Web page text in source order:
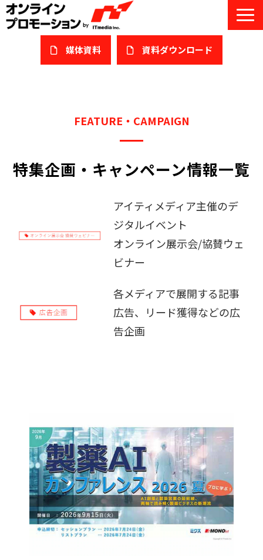
媒体資料 ​資料ダウンロード
サービスガイド/お役立ち資料
課題/ターゲット別で探す
導入事例
セミナー情報/ブログ
FEATURE・CAMPAIGN
特集企画・キャンペーン情報一覧
アイティメディア主催のデ
ジタルイベント
オンライン展示会/協賛ウェ
ビナー
各メディアで展開する記事
広告、リード獲得などの広
告企画